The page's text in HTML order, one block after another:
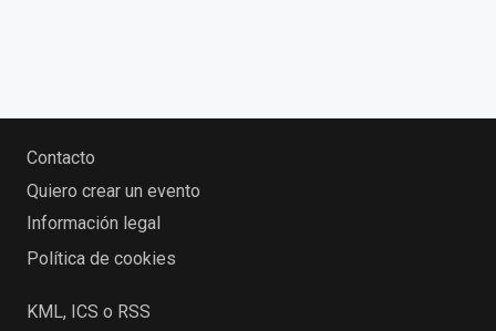
Contacto
Quiero crear un evento
Información legal
Política de cookies
KML, ICS o RSS